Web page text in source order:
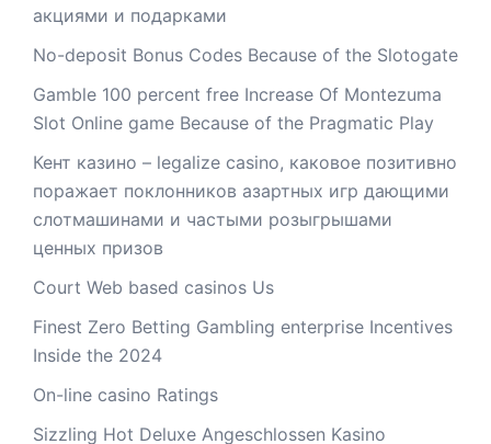
акциями и подарками
No-deposit Bonus Codes Because of the Slotogate
Gamble 100 percent free Increase Of Montezuma
Slot Online game Because of the Pragmatic Play
Кент казино – legalize casino, каковое позитивно
поражает поклонников азартных игр дающими
слотмашинами и частыми розыгрышами
ценных призов
Court Web based casinos Us
Finest Zero Betting Gambling enterprise Incentives
Inside the 2024
On-line casino Ratings
Sizzling Hot Deluxe Angeschlossen Kasino